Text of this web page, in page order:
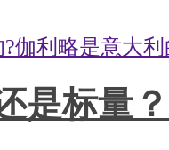
伽利略是意大
是标量